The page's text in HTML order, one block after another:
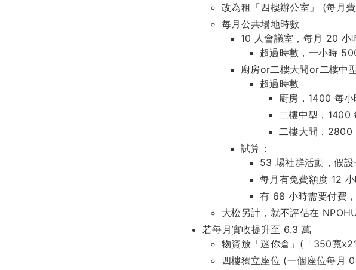
改為租「四樓辦公室」 (每月
每月公共場地時數
10 人會議室，每月 20 小
超過時數，一小時
廚房or二樓大間or二樓中
超過時數
廚房，1400 每
二樓中型，1400
二樓大間，2800
試算：
53 場社群活動，假
每月有免費額度 12
有 68 小時需要付費
大松另計，就不評估在
若每月實收提升至 6.3 萬
物資放「迷你倉」(「350寬
四樓獨立座位 (一個座位每月